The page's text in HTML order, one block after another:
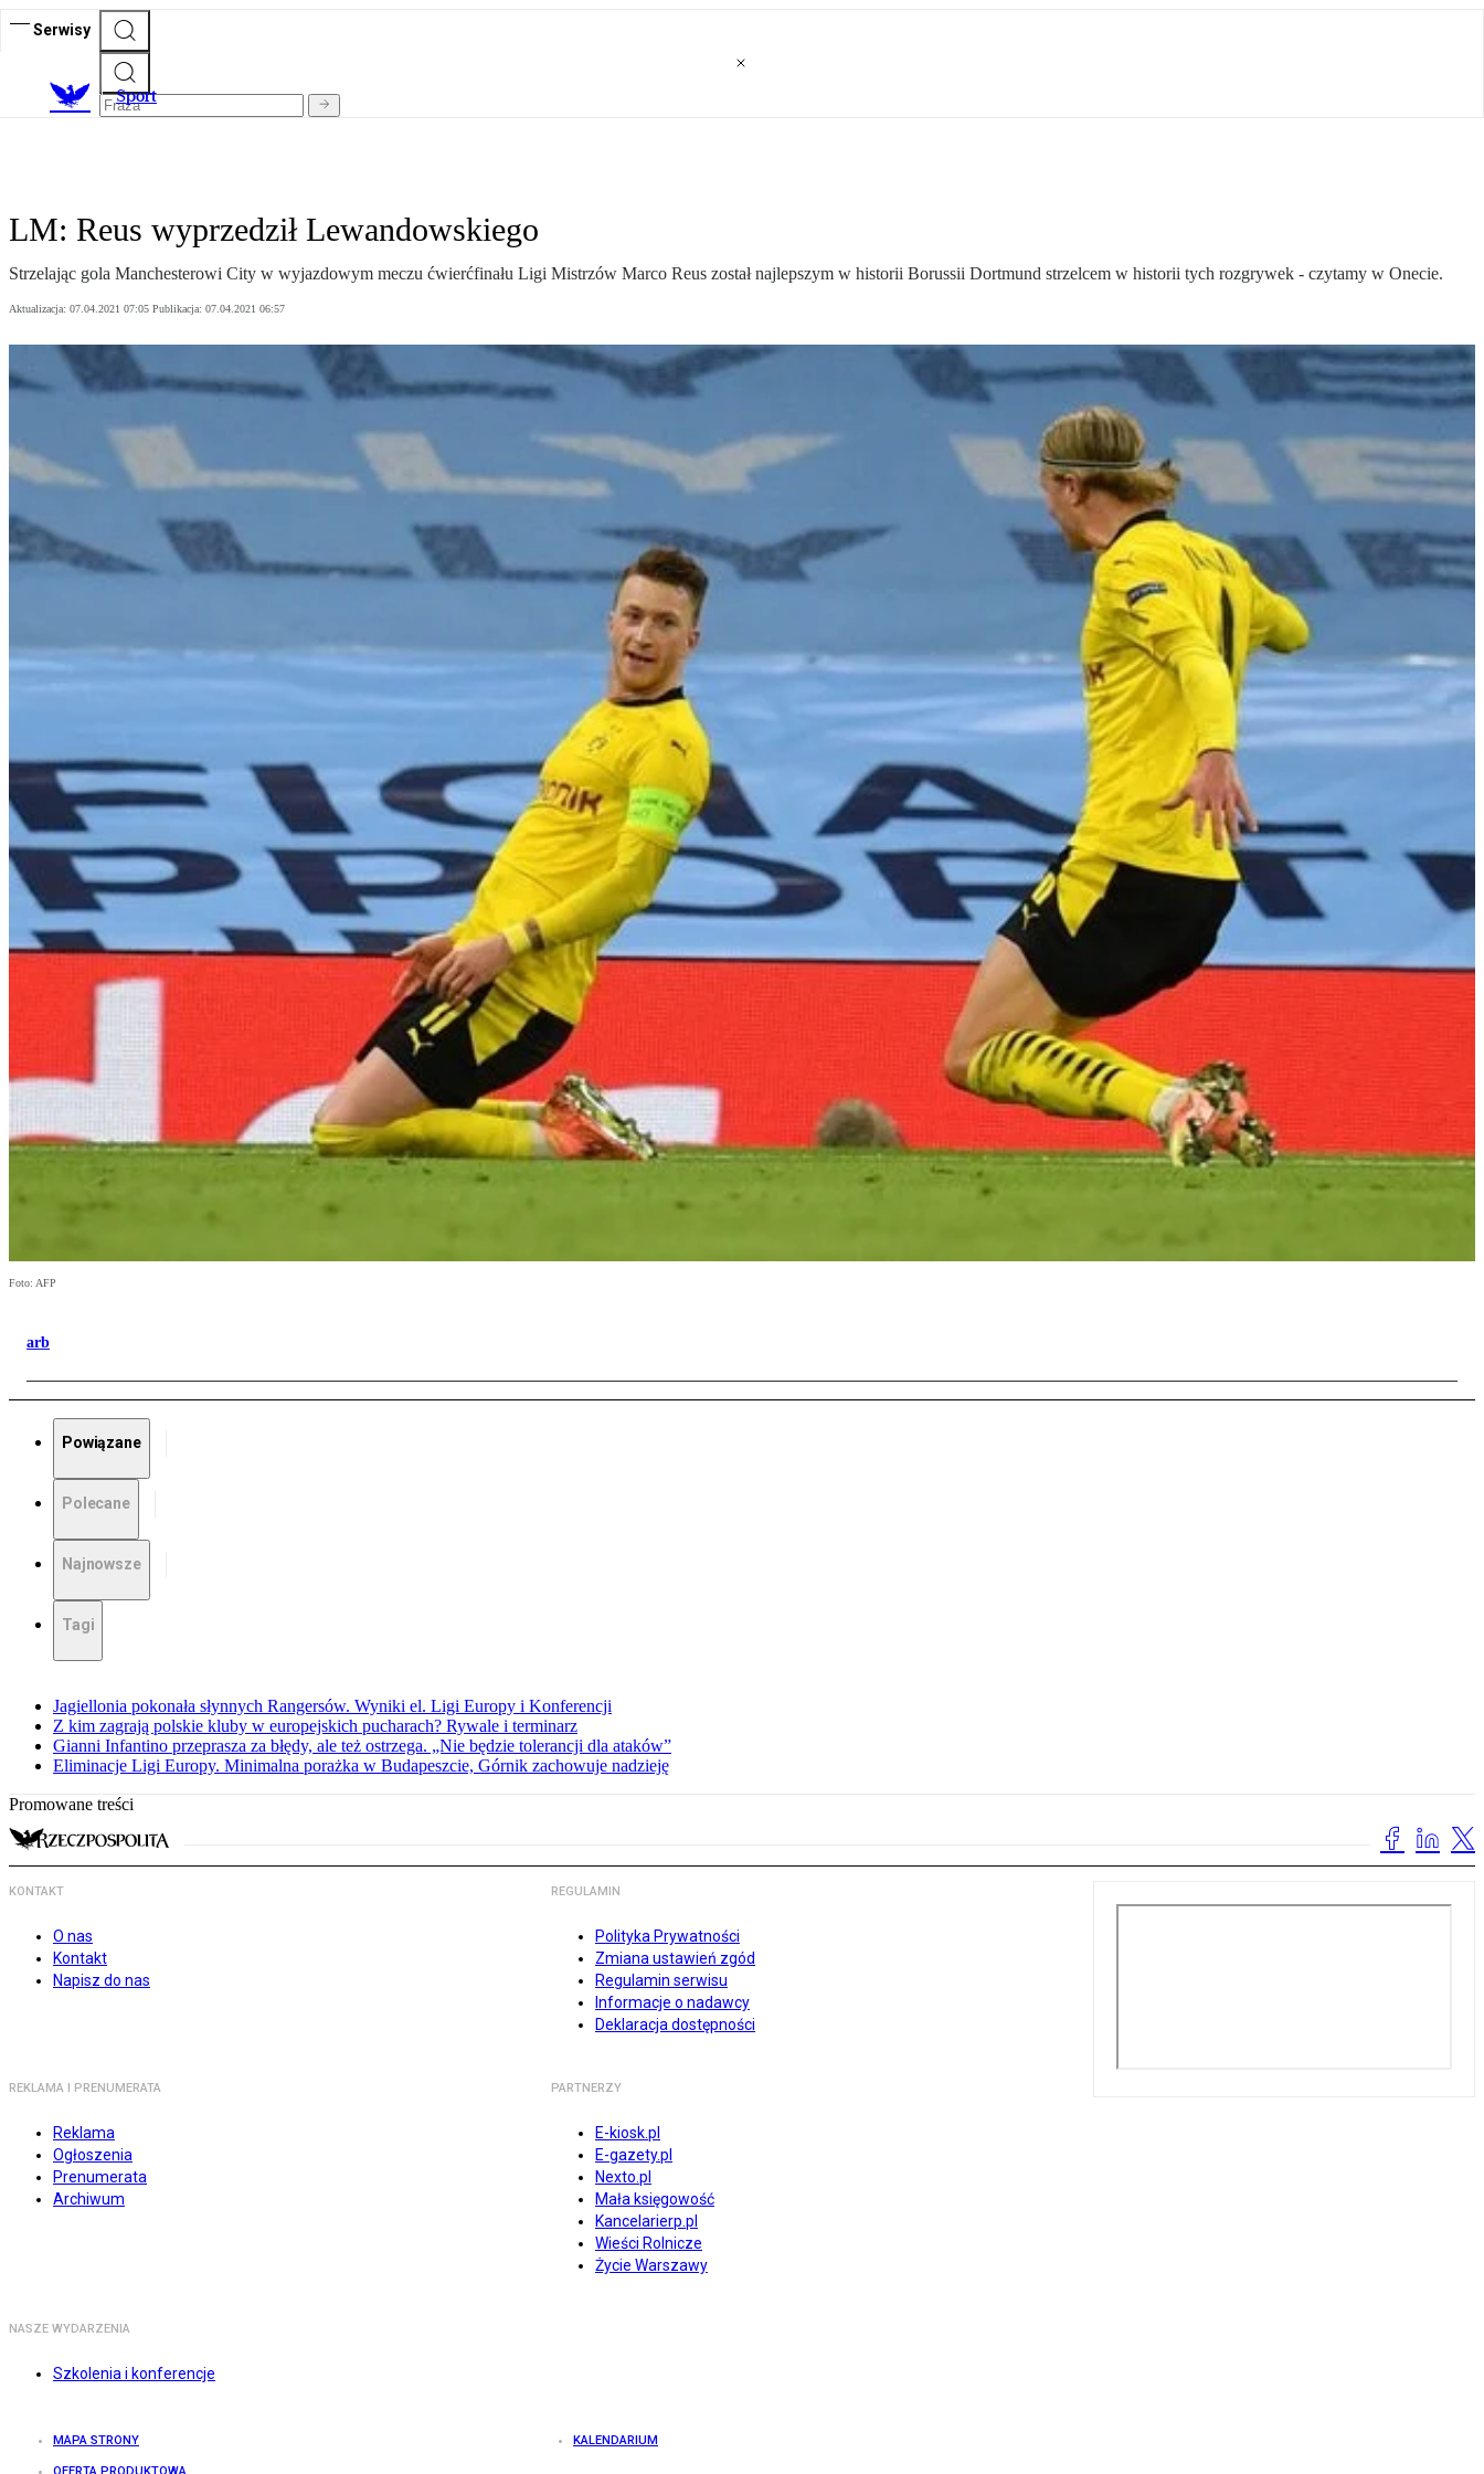
Serwisy
Sport
LM: Reus wyprzedził Lewandowskiego
Strzelając gola Manchesterowi City w wyjazdowym meczu ćwierćfinału Ligi Mistrzów Marco Reus został najlepszym w historii Borussii Dortmund strzelcem w historii tych rozgrywek - czytamy w Onecie.
Aktualizacja: 07.04.2021 07:05 Publikacja: 07.04.2021 06:57
Foto: AFP
arb
Powiązane
Polecane
Najnowsze
Tagi
Jagiellonia pokonała słynnych Rangersów. Wyniki el. Ligi Europy i Konferencji
Z kim zagrają polskie kluby w europejskich pucharach? Rywale i terminarz
Gianni Infantino przeprasza za błędy, ale też ostrzega. „Nie będzie tolerancji dla ataków”
Eliminacje Ligi Europy. Minimalna porażka w Budapeszcie, Górnik zachowuje nadzieję
Promowane treści
KONTAKT
O nas
Kontakt
Napisz do nas
REGULAMIN
Polityka Prywatności
Zmiana ustawień zgód
Regulamin serwisu
Informacje o nadawcy
Deklaracja dostępności
REKLAMA I PRENUMERATA
Reklama
Ogłoszenia
Prenumerata
Archiwum
PARTNERZY
E-kiosk.pl
E-gazety.pl
Nexto.pl
Mała księgowość
Kancelarierp.pl
Wieści Rolnicze
Życie Warszawy
NASZE WYDARZENIA
Szkolenia i konferencje
MAPA STRONY KALENDARIUM